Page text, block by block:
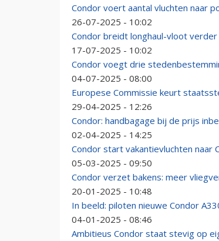
Condor voert aantal vluchten naar
26-07-2025 - 10:02
Condor breidt longhaul-vloot
17-07-2025 - 10:02
Condor voegt drie
04-07-2025 - 08:00
Europese Commissie keurt
29-04-2025 - 12:26
Condor: handbagage bij de prijs
02-04-2025 - 14:25
Condor start vakantievluchten naar
05-03-2025 - 09:50
Condor verzet bakens: meer
20-01-2025 - 10:48
In beeld: piloten nieuwe Condor
04-01-2025 - 08:46
Ambitieus Condor staat stevig op